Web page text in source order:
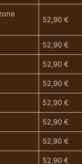
52,90 €
52,90 €
52,90 €
52,90 €
52,90 €
52,90 €
52,90 €
52,90 €